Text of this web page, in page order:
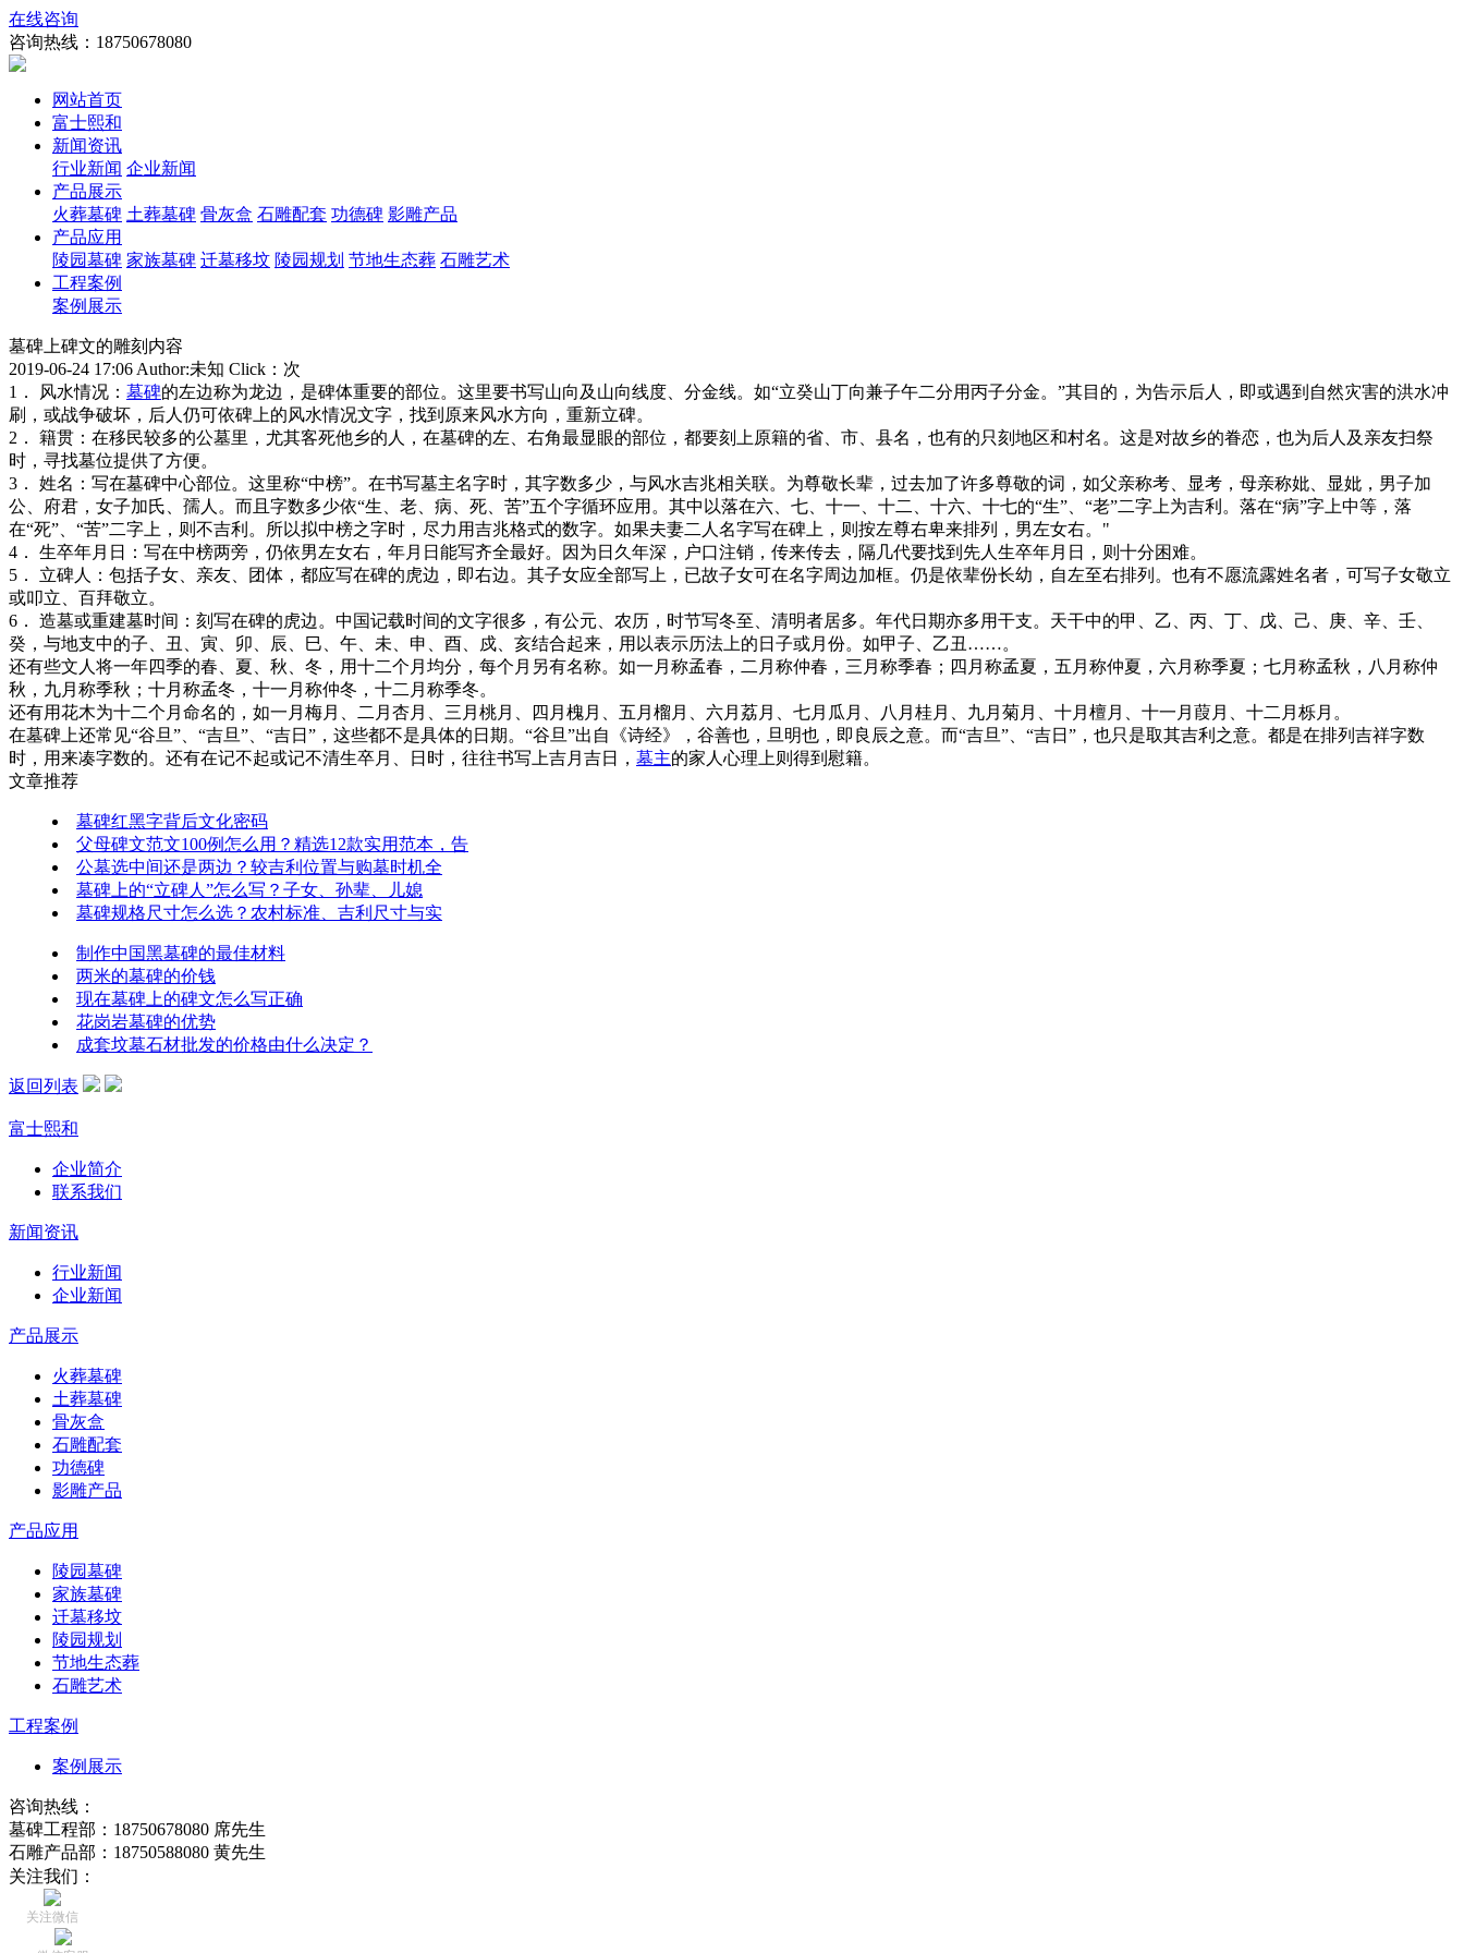
在线咨询
咨询热线： 18750678080
网站首页
富士熙和
新闻资讯
行业新闻 企业新闻
产品展示
火葬墓碑 土葬墓碑 骨灰盒 石雕配套 功德碑 影雕产品
产品应用
陵园墓碑 家族墓碑 迁墓移坟 陵园规划 节地生态葬 石雕艺术
工程案例
案例展示
墓碑上碑文的雕刻内容
2019-06-24 17:06 Author:未知 Click： 次
1． 风水情况： 墓碑的左边称为龙边，是碑体重要的部位。这里要书写山向及山向线度、分金线。如“立癸山丁向兼子午二分用丙子分金。”其目的，为告示后人，即或遇到自然灾害的洪水冲
刷，或战争破坏，后人仍可依碑上的风水情况文字，找到原来风水方向，重新立碑。
2． 籍贯：在移民较多的公墓里，尤其客死他乡的人，在墓碑的左、右角最显眼的部位，都要刻上原籍的省、市、县名，也有的只刻地区和村名。这是对故乡的眷恋，也为后人及亲友扫祭
时，寻找墓位提供了方便。
3． 姓名：写在墓碑中心部位。这里称“中榜”。在书写墓主名字时，其字数多少，与风水吉兆相关联。为尊敬长辈，过去加了许多尊敬的词，如父亲称考、显考，母亲称妣、显妣，男子加
公、府君，女子加氏、孺人。而且字数多少依“生、老、病、死、苦”五个字循环应用。其中以落在六、七、十一、十二、十六、十七的“生”、“老”二字上为吉利。落在“病”字上中等，落
在“死”、“苦”二字上，则不吉利。所以拟中榜之字时，尽力用吉兆格式的数字。如果夫妻二人名字写在碑上，则按左尊右卑来排列，男左女右。"
4． 生卒年月日：写在中榜两旁，仍依男左女右，年月日能写齐全最好。因为日久年深，户口注销，传来传去，隔几代要找到先人生卒年月日，则十分困难。
5． 立碑人：包括子女、亲友、团体，都应写在碑的虎边，即右边。其子女应全部写上，已故子女可在名字周边加框。仍是依辈份长幼，自左至右排列。也有不愿流露姓名者，可写子女敬立
或叩立、百拜敬立。
6． 造墓或重建墓时间：刻写在碑的虎边。中国记载时间的文字很多，有公元、农历，时节写冬至、清明者居多。年代日期亦多用干支。天干中的甲、乙、丙、丁、戊、己、庚、辛、壬、
癸，与地支中的子、丑、寅、卯、辰、巳、午、未、申、酉、戍、亥结合起来，用以表示历法上的日子或月份。如甲子、乙丑……。
还有些文人将一年四季的春、夏、秋、冬，用十二个月均分，每个月另有名称。如一月称孟春，二月称仲春，三月称季春；四月称孟夏，五月称仲夏，六月称季夏；七月称孟秋，八月称仲
秋，九月称季秋；十月称孟冬，十一月称仲冬，十二月称季冬。
还有用花木为十二个月命名的，如一月梅月、二月杏月、三月桃月、四月槐月、五月榴月、六月荔月、七月瓜月、八月桂月、九月菊月、十月檀月、十一月葭月、十二月栎月。
在墓碑上还常见“谷旦”、“吉旦”、“吉日”，这些都不是具体的日期。“谷旦”出自《诗经》，谷善也，旦明也，即良辰之意。而“吉旦”、“吉日”，也只是取其吉利之意。都是在排列吉祥字数
时，用来凑字数的。还有在记不起或记不清生卒月、日时，往往书写上吉月吉日， 墓主的家人心理上则得到慰籍。
文章推荐
墓碑红黑字背后文化密码
父母碑文范文100例怎么用？精选12款实用范本，告
公墓选中间还是两边？较吉利位置与购墓时机全
墓碑上的“立碑人”怎么写？子女、孙辈、儿媳
墓碑规格尺寸怎么选？农村标准、吉利尺寸与实
制作中国黑墓碑的最佳材料
两米的墓碑的价钱
现在墓碑上的碑文怎么写正确
花岗岩墓碑的优势
成套坟墓石材批发的价格由什么决定？
返回列表
富士熙和
企业简介
联系我们
新闻资讯
行业新闻
企业新闻
产品展示
火葬墓碑
土葬墓碑
骨灰盒
石雕配套
功德碑
影雕产品
产品应用
陵园墓碑
家族墓碑
迁墓移坟
陵园规划
节地生态葬
石雕艺术
工程案例
案例展示
咨询热线：
墓碑工程部：18750678080 席先生
石雕产品部：18750588080 黄先生
关注我们：
关注微信